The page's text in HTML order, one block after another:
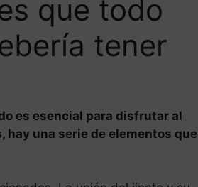
que todo
tener
es esencial para disfrutar al
hay una serie de elementos que